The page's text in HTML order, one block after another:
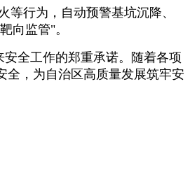
行为，自动预警基坑沉降、
向监管"。
全工作的郑重承诺。随着各项
全，为自治区高质量发展筑牢安